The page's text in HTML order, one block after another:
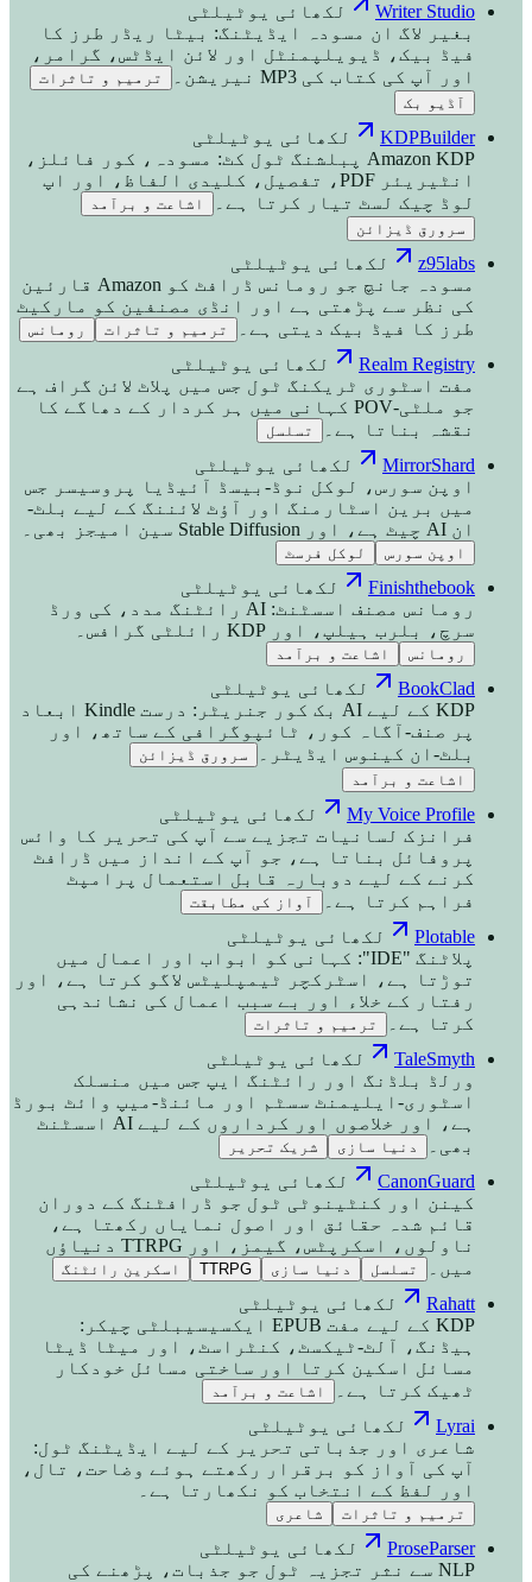
Writer Studio
لکھائی یوٹیلٹی
بغیر لاگ ان مسودہ ایڈیٹنگ: بیٹا ریڈر طرز کا
فیڈ بیک، ڈیویلپمنٹل اور لائن ایڈٹس، گرامر،
اور آپ کی کتاب کی MP3 نیریشن۔
ترمیم و تاثرات
آڈیو بک
KDPBuilder
لکھائی یوٹیلٹی
Amazon KDP پبلشنگ ٹول کٹ: مسودہ، کور فائلز،
انٹیریئر PDF، تفصیل، کلیدی الفاظ، اور اپ
لوڈ چیک لسٹ تیار کرتا ہے۔
اشاعت و برآمد
سرورق ڈیزائن
z95labs
لکھائی یوٹیلٹی
مسودہ جانچ جو رومانس ڈرافٹ کو Amazon قارئین
کی نظر سے پڑھتی ہے اور انڈی مصنفین کو مارکیٹ
طرز کا فیڈ بیک دیتی ہے۔
ترمیم و تاثرات رومانس
Realm Registry
لکھائی یوٹیلٹی
مفت اسٹوری ٹریکنگ ٹول جس میں پلاٹ لائن گراف ہے
جو ملٹی-POV کہانی میں ہر کردار کے دھاگے کا
نقشہ بناتا ہے۔
تسلسل
MirrorShard
لکھائی یوٹیلٹی
اوپن سورس، لوکل نوڈ-بیسڈ آئیڈیا پروسیسر جس
میں برین اسٹارمنگ اور آؤٹ لائننگ کے لیے بلٹ-
ان AI چیٹ ہے، اور Stable Diffusion سین امیجز بھی۔
اوپن سورس لوکل فرسٹ
Finishthebook
لکھائی یوٹیلٹی
رومانس مصنف اسسٹنٹ: AI رائٹنگ مدد، کی ورڈ
سرچ، بلرب ہیلپ، اور KDP رائلٹی گرافس۔
رومانس اشاعت و برآمد
BookClad
لکھائی یوٹیلٹی
KDP کے لیے AI بک کور جنریٹر: درست Kindle ابعاد
پر صنف-آگاہ کور، ٹائپوگرافی کے ساتھ، اور
بلٹ-ان کینوس ایڈیٹر۔
سرورق ڈیزائن
اشاعت و برآمد
My Voice Profile
لکھائی یوٹیلٹی
فرانزک لسانیات تجزیے سے آپ کی تحریر کا وائس
پروفائل بناتا ہے، جو آپ کے انداز میں ڈرافٹ
کرنے کے لیے دوبارہ قابل استعمال پرامپٹ
فراہم کرتا ہے۔
آواز کی مطابقت
Plotable
لکھائی یوٹیلٹی
پلاٹنگ "IDE": کہانی کو ابواب اور اعمال میں
توڑتا ہے، اسٹرکچر ٹیمپلیٹس لاگو کرتا ہے، اور
رفتار کے خلاء اور بے سبب اعمال کی نشاندہی
کرتا ہے۔
ترمیم و تاثرات
TaleSmyth
لکھائی یوٹیلٹی
ورلڈ بلڈنگ اور رائٹنگ ایپ جس میں منسلک
اسٹوری-ایلیمنٹ سسٹم اور مائنڈ-میپ وائٹ بورڈ
ہے، اور خلاصوں اور کرداروں کے لیے AI اسسٹنٹ
بھی۔
دنیا سازی شریک تحریر
CanonGuard
لکھائی یوٹیلٹی
کینن اور کنٹینوٹی ٹول جو ڈرافٹنگ کے دوران
قائم شدہ حقائق اور اصول نمایاں رکھتا ہے،
ناولوں، اسکرپٹس، گیمز، اور TTRPG دنیاؤں
میں۔
تسلسل دنیا سازی TTRPG اسکرین رائٹنگ
Rahatt
لکھائی یوٹیلٹی
KDP کے لیے مفت EPUB ایکسیسیبلٹی چیکر:
ہیڈنگ، آلٹ-ٹیکسٹ، کنٹراسٹ، اور میٹا ڈیٹا
مسائل اسکین کرتا اور ساختی مسائل خودکار
ٹھیک کرتا ہے۔
اشاعت و برآمد
Lyrai
لکھائی یوٹیلٹی
شاعری اور جذباتی تحریر کے لیے ایڈیٹنگ ٹول:
آپ کی آواز کو برقرار رکھتے ہوئے وضاحت، تال،
اور لفظ کے انتخاب کو نکھارتا ہے۔
ترمیم و تاثرات شاعری
ProseParser
لکھائی یوٹیلٹی
NLP سے نثر تجزیہ ٹول جو جذبات، پڑھنے کی